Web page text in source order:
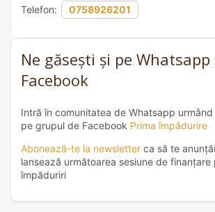
Telefon: 0758926201
Ne găsești și pe Whatsapp
Facebook
Intră în comunitatea de Whatsapp urmând
pe grupul de Facebook Prima împădurire
Abonează-te la newsletter ca să te
lansează următoarea sesiune de finanțare
împăduriri